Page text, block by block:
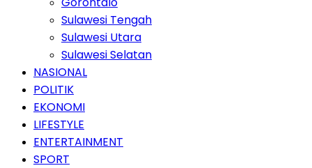
Sulawesi Tengah
Sulawesi Utara
Sulawesi Selatan
NASIONAL
POLITIK
EKONOMI
LIFESTYLE
ENTERTAINMENT
SPORT